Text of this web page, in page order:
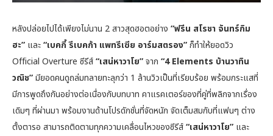
หลังปล่อยไปได้เพียงไม่นาน 2 สาวสุดฮอตอย่าง “ฟรีน สโรชา จันทร์กิม
ฮะ” และ“เบคกี้ รีเบคก้า แพทรีเซีย อาร์มสตรอง”ก็ทำให้ยอดวิว
Official Overture ซีรีส์“เสน่หาวาโย”จาก “4 Elements บ้านวาทิน
วณิช”มียอดคนดูถล่มทลายทะลุกว่า 1 ล้านวิวเป็นที่เรียบร้อย พร้อมกระแสที่
มีการพูดถึงกันอย่างต่อเนื่องกับบทบาท คาแรคเตอร์ของที่คู่ที่พลิกจากเรื่อง
เดิมๆ ที่ผ่านมา พร้อมงานด้านโปรดักชั่นที่จัดหนัก จัดเต็มสมกับที่แฟนๆ ต่าง
ตั้งตารอ สามารถติดตามทุกความเคลื่อนไหวของซีรีส์“เสน่หาวาโย” และ